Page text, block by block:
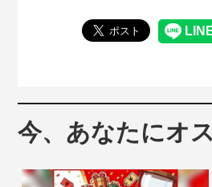
今、あなたにオ